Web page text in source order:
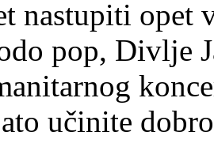
nastupiti opet
pop, Divlje
učinite